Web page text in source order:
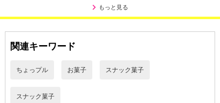
もっと見る
関連キーワード
ちょっプル お菓子 スナック菓子
スナック菓子